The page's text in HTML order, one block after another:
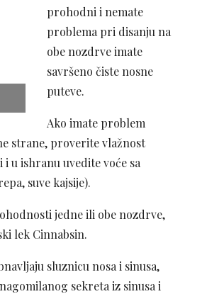
prohodni i nemate
problema pri disanju na
obe nozdrve imate
savršeno čiste nosne
puteve.
Ako imate problem
strane, proverite vlažnost
u ishranu uvedite voće sa
suve kajsije).
jedne ili obe nozdrve,
lek Cinnabsin.
sluznicu nosa i sinusa,
sekreta iz sinusa i